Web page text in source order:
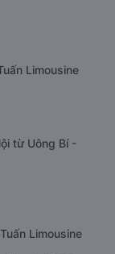
Limousine
từ Uông Bí -
Limousine